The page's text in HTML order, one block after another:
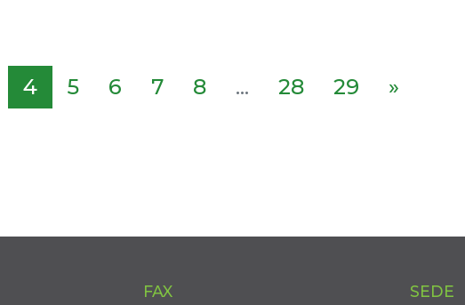
4 5 6 7 8 ... 28 29 »
FAX SEDE